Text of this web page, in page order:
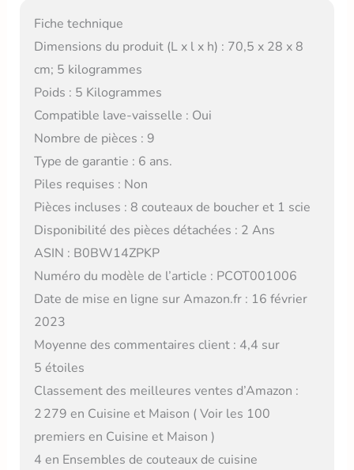
Fiche technique
Dimensions du produit (L x l x h) : 70,5 x 28 x 8
cm; 5 kilogrammes
Poids : 5 Kilogrammes
Compatible lave-vaisselle : Oui
Nombre de pièces : 9
Type de garantie : 6 ans.
Piles requises : Non
Pièces incluses : 8 couteaux de boucher et 1 scie
Disponibilité des pièces détachées : 2 Ans
ASIN : B0BW14ZPKP
Numéro du modèle de l’article : PCOT001006
Date de mise en ligne sur Amazon.fr : 16 février
2023
Moyenne des commentaires client : 4,4 sur
5 étoiles
Classement des meilleures ventes d’Amazon :
2 279 en Cuisine et Maison ( Voir les 100
premiers en Cuisine et Maison )
4 en Ensembles de couteaux de cuisine